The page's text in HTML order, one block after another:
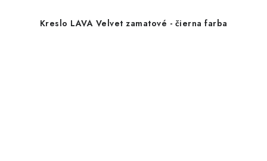
Kreslo LAVA Velvet zamatové - čierna farba